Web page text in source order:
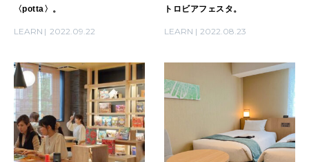
2026年3月号「スイーツ予想図 2026」
2026年2月号「良運を掴む 新・開運術。」
2026年1月号「猫がいれば、幸せ」
〈potta〉。
LEARN 2022.09.22
トロビアフェスタ。
LEARN 2022.08.23